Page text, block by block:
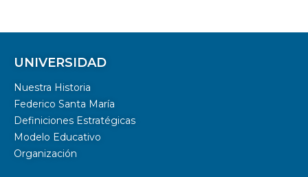
UNIVERSIDAD
Nuestra Historia
Federico Santa María
Definiciones Estratégicas
Modelo Educativo
Organización